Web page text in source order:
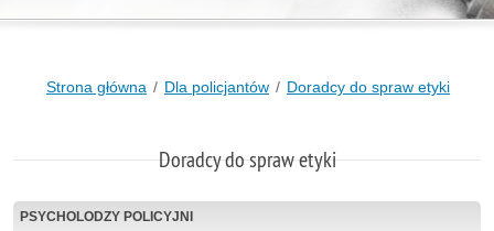
Strona główna Dla policjantów Doradcy do spraw etyki
Doradcy do spraw etyki
PSYCHOLODZY POLICYJNI